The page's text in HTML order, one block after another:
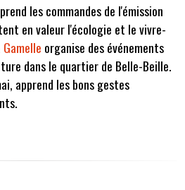
les commandes de l'émission
en valeur l'écologie et le vivre-
Gamelle organise des événements
dans le quartier de Belle-Beille.
apprend les bons gestes